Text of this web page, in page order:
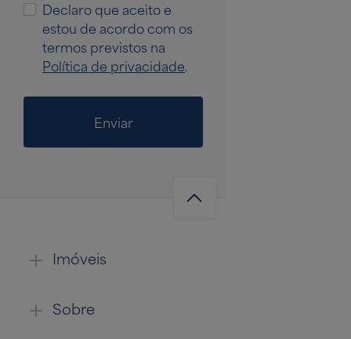
Declaro que aceito e
estou de acordo com os
termos previstos na
Política de privacidade.
Enviar
Imóveis
Sobre